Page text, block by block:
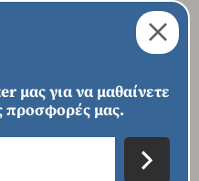
μας για να μαθαίνετε
προσφορές μας.
› ΑΦΡΙΚΗ › ΚΕΝΥΑ